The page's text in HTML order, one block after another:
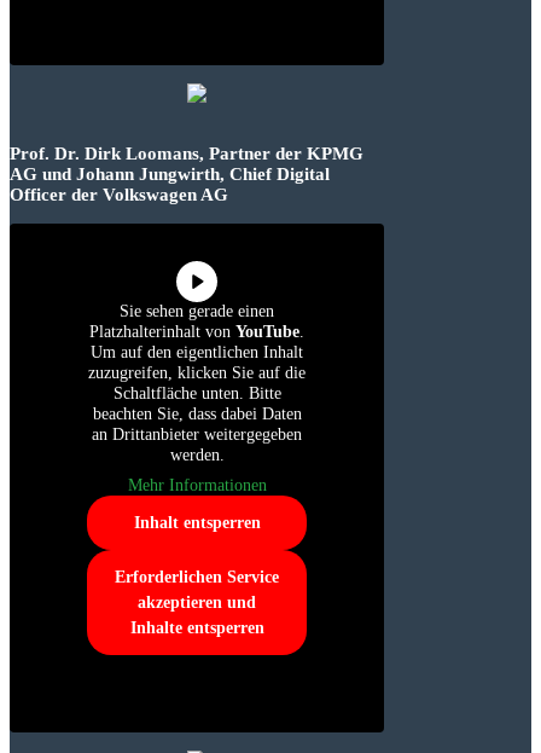
Prof. Dr. Dirk Loomans, Partner der KPMG
AG und Johann Jungwirth, Chief Digital
Officer der Volkswagen AG
Sie sehen gerade einen
Platzhalterinhalt von YouTube.
Um auf den eigentlichen Inhalt
zuzugreifen, klicken Sie auf die
Schaltfläche unten. Bitte
beachten Sie, dass dabei Daten
an Drittanbieter weitergegeben
werden.
Mehr Informationen
Inhalt entsperren
Erforderlichen Service
akzeptieren und
Inhalte entsperren